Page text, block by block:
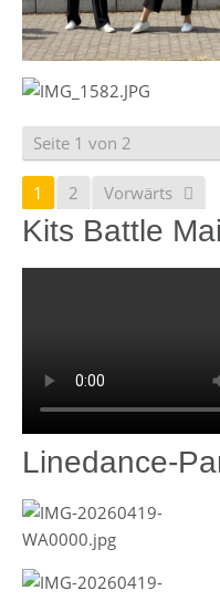
Seite 1 von 2
1 2 Vorwärts
Kits Battle
Linedance-